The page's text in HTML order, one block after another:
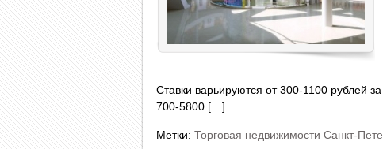
Ставки варьируются от 300-1100 рублей
700-5800 […]
Метки: Торговая недвижимости Санкт-